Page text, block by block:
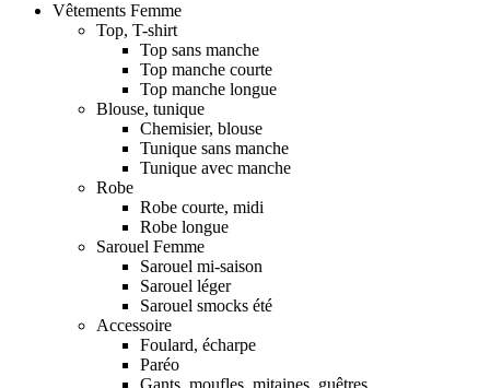
Vêtements Femme
Top, T-shirt
Top sans manche
Top manche courte
Top manche longue
Blouse, tunique
Chemisier, blouse
Tunique sans manche
Tunique avec manche
Robe
Robe courte, midi
Robe longue
Sarouel Femme
Sarouel mi-saison
Sarouel léger
Sarouel smocks été
Accessoire
Foulard, écharpe
Paréo
Gants, moufles, mitaines, guêtres